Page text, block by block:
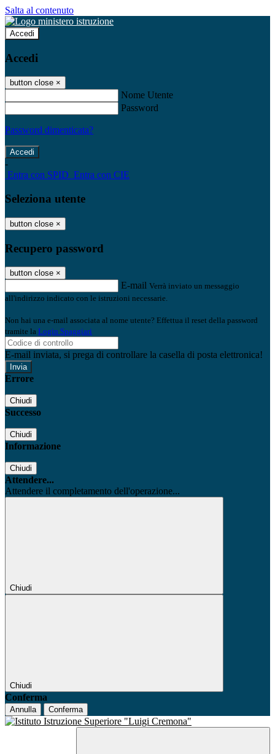
Salta al contenuto
Accedi
Accedi
button close ×
Nome Utente
Password
Password dimenticata?
-
Entra con SPID Entra con CIE
Seleziona utente
button close ×
Recupero password
button close ×
E-mail Verrà inviato un messaggio
all'indirizzo indicato con le istruzioni necessarie.
Non hai una e-mail associata al nome utente? Effettua il reset della password
tramite la Login Spaggiari
E-mail inviata, si prega di controllare la casella di posta elettronica!
Errore
Chiudi
Successo
Chiudi
Informazione
Chiudi
Attendere...
Attendere il completamento dell'operazione...
Chiudi
Chiudi
Conferma
Annulla Conferma